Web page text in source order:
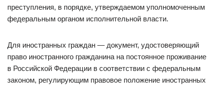
преступления, в порядке, утверждаемом уполномоченным
федеральным органом исполнительной власти.
Для иностранных граждан — документ, удостоверяющий
право иностранного гражданина на постоянное проживание
в Российской Федерации в соответствии с федеральным
законом, регулирующим правовое положение иностранных